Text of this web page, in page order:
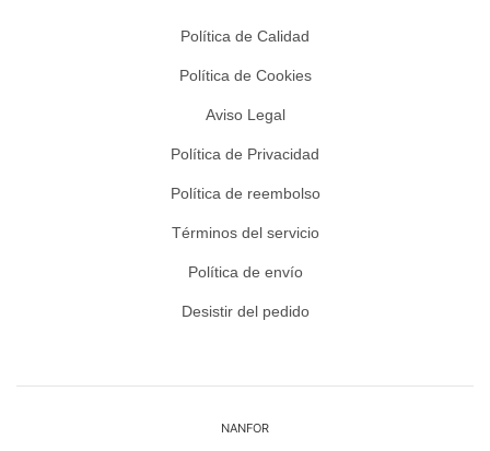
Política de Calidad
Política de Cookies
Aviso Legal
Política de Privacidad
Política de reembolso
Términos del servicio
Política de envío
Desistir del pedido
NANFOR